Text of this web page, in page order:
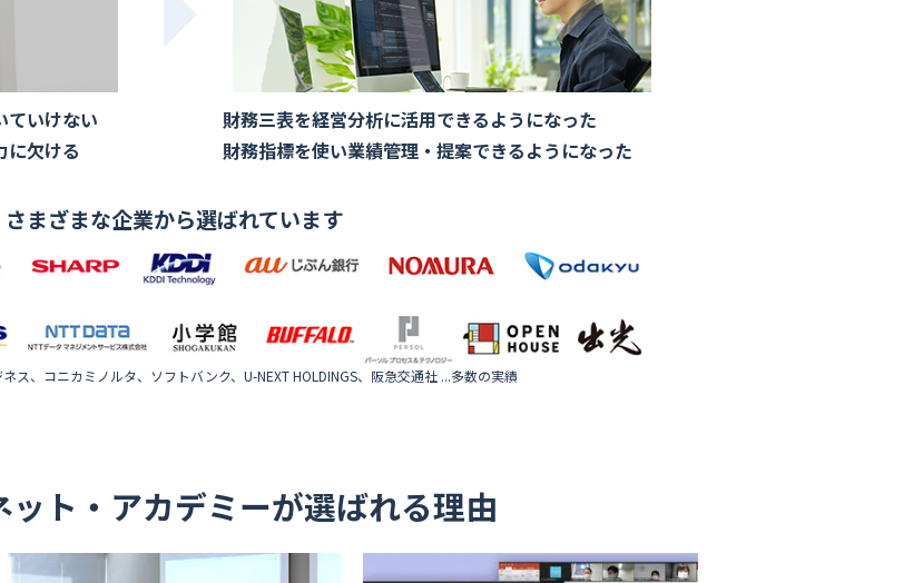
ていけない
に欠ける
財務三表を経営分析に活用できるようになった
財務指標を使い業績管理・提案できるようになった
さまざまな企業から選ばれています
ス、コニカミノルタ、ソフトバンク、U-NEXT HOLDINGS、阪急交通社 ...多数の実績
ット・アカデミーが選ばれる理由